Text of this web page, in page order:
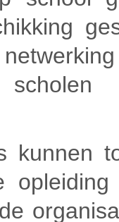
scholen
kunnen